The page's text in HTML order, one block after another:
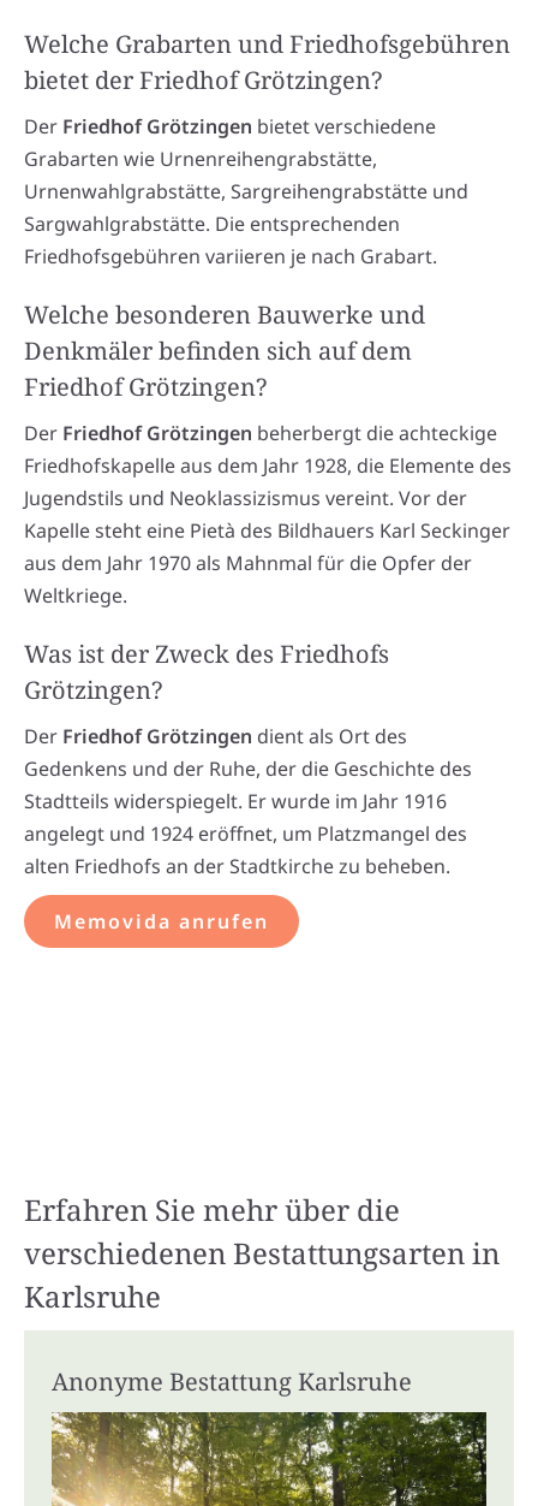
Welche Grabarten und Friedhofsgebühren
bietet der Friedhof Grötzingen?
Der Friedhof Grötzingen bietet verschiedene
Grabarten wie Urnenreihengrabstätte,
Urnenwahlgrabstätte, Sargreihengrabstätte und
Sargwahlgrabstätte. Die entsprechenden
Friedhofsgebühren variieren je nach Grabart.
Welche besonderen Bauwerke und
Denkmäler befinden sich auf dem
Friedhof Grötzingen?
Der Friedhof Grötzingen beherbergt die achteckige
Friedhofskapelle aus dem Jahr 1928, die Elemente des
Jugendstils und Neoklassizismus vereint. Vor der
Kapelle steht eine Pietà des Bildhauers Karl Seckinger
aus dem Jahr 1970 als Mahnmal für die Opfer der
Weltkriege.
Was ist der Zweck des Friedhofs
Grötzingen?
Der Friedhof Grötzingen dient als Ort des
Gedenkens und der Ruhe, der die Geschichte des
Stadtteils widerspiegelt. Er wurde im Jahr 1916
angelegt und 1924 eröffnet, um Platzmangel des
alten Friedhofs an der Stadtkirche zu beheben.
Memovida anrufen
Erfahren Sie mehr über die
verschiedenen Bestattungsarten in
Karlsruhe
Anonyme Bestattung Karlsruhe